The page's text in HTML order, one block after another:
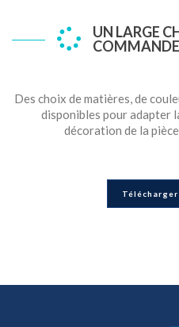
UN LARGE
Des choix de matières, de
disponibles pour adapter
décoration de la